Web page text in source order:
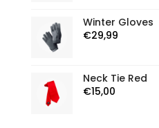
Winter Gloves
€29,99
Neck Tie Red
€15,00